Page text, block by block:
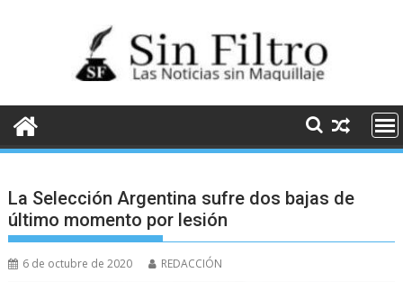
La Selección Argentina sufre dos bajas de
último momento por lesión
6 de octubre de 2020 REDACCIÓN